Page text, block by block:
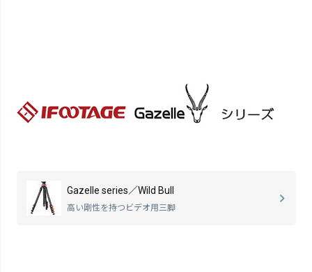
Gazelle series／Wild Bull
高い剛性を持つビデオ用三脚